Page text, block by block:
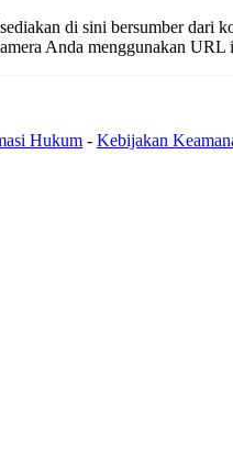
di sini bersumber dari
Anda menggunakan URL
Hukum - Kebijakan